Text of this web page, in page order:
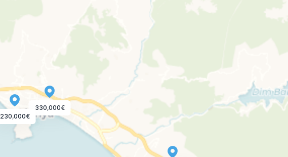
330,000€
230,000€